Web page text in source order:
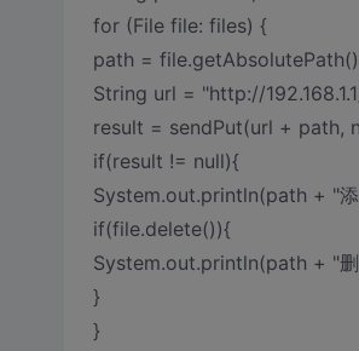
for (File file: files) {
path =
String url = "http://
result = sendPut(url + path,
if(result != null){
System.out.println(path + "
if(file.delete()){
System.out.println(path + "
}
}